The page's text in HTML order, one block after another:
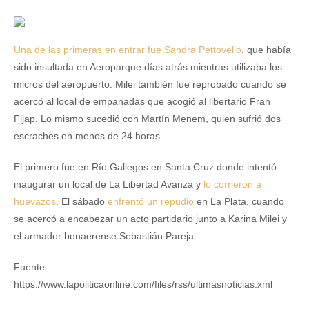
Una de las primeras en entrar fue Sandra Pettovello , que había
sido insultada en Aeroparque días atrás mientras utilizaba los
micros del aeropuerto. Milei también fue reprobado cuando se
acercó al local de empanadas que acogió al libertario Fran
Fijap. Lo mismo sucedió con Martín Menem, quien sufrió dos
escraches en menos de 24 horas.
El primero fue en Río Gallegos en Santa Cruz donde intentó
inaugurar un local de La Libertad Avanza y lo corrieron a
huevazos . El sábado enfrentó un repudio en La Plata, cuando
se acercó a encabezar un acto partidario junto a Karina Milei y
el armador bonaerense Sebastián Pareja.
Fuente:
https://www.lapoliticaonline.com/files/rss/ultimasnoticias.xml